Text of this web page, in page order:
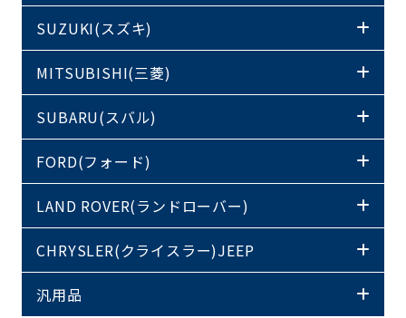
SUZUKI(スズキ)
MITSUBISHI(三菱)
SUBARU(スバル)
FORD(フォード)
LAND ROVER(ランドローバー)
CHRYSLER(クライスラー)JEEP
汎用品